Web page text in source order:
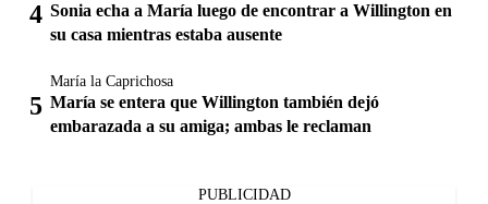
Sonia echa a María luego de encontrar a Willington en
su casa mientras estaba ausente
María la Caprichosa
María se entera que Willington también dejó
embarazada a su amiga; ambas le reclaman
PUBLICIDAD